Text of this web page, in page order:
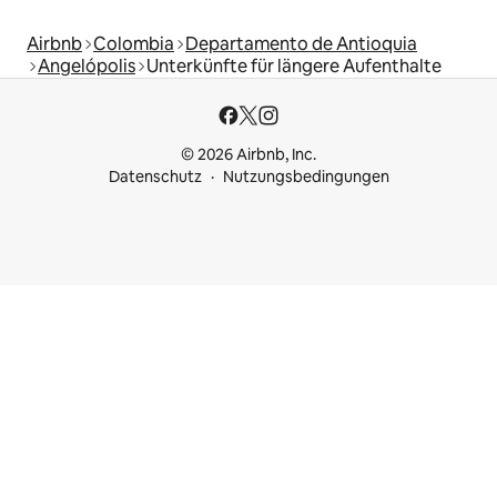
Airbnb Colombia Departamento de Antioquia
Angelópolis Unterkünfte für längere Aufenthalte
© 2026 Airbnb, Inc.
Datenschutz
Nutzungsbedingungen